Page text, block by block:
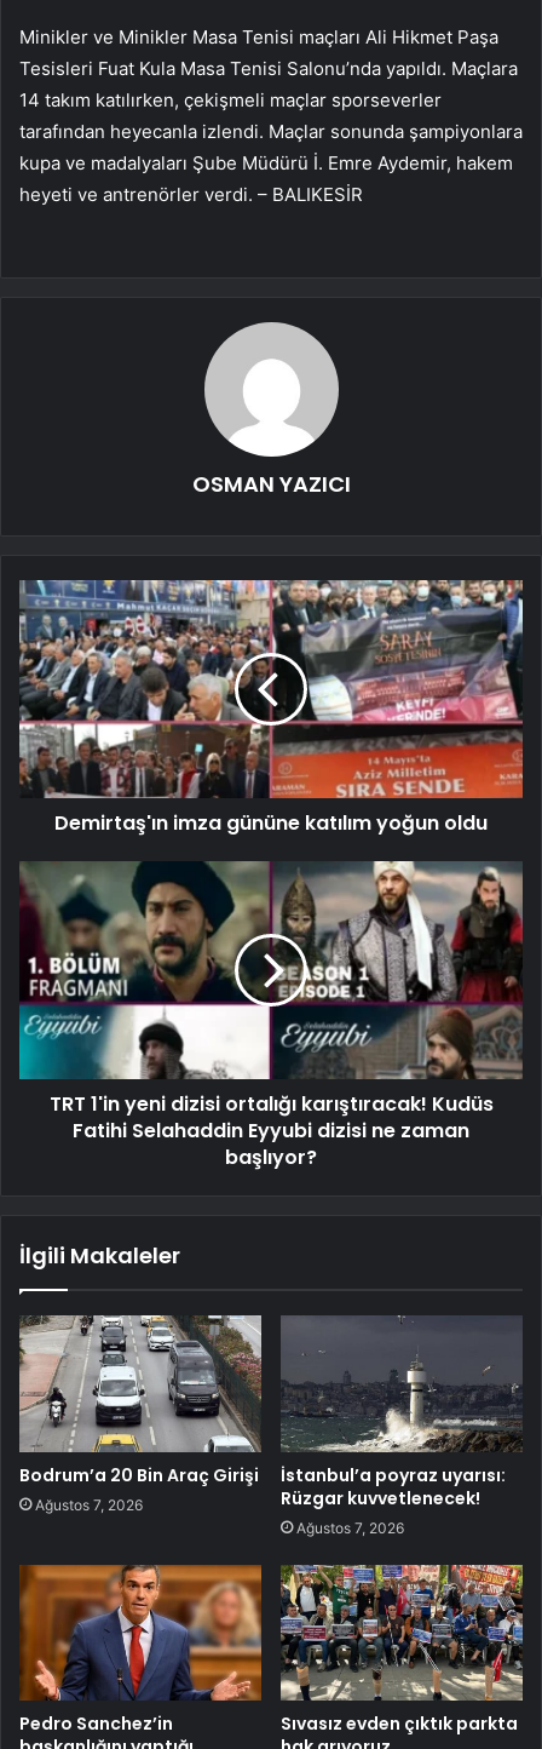
Minikler ve Minikler Masa Tenisi maçları Ali Hikmet Paşa
Tesisleri Fuat Kula Masa Tenisi Salonu’nda yapıldı. Maçlara
14 takım katılırken, çekişmeli maçlar sporseverler
tarafından heyecanla izlendi. Maçlar sonunda şampiyonlara
kupa ve madalyaları Şube Müdürü İ. Emre Aydemir, hakem
heyeti ve antrenörler verdi. – BALIKESİR
OSMAN YAZICI
Demirtaş'ın imza gününe katılım yoğun oldu
TRT 1'in yeni dizisi ortalığı karıştıracak! Kudüs
Fatihi Selahaddin Eyyubi dizisi ne zaman
başlıyor?
İlgili Makaleler
Bodrum’a 20 Bin Araç Girişi
Ağustos 7, 2026
İstanbul’a poyraz uyarısı:
Rüzgar kuvvetlenecek!
Ağustos 7, 2026
Pedro Sanchez’in
Sıvasız evden çıktık parkta